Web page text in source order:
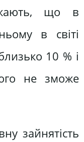
що в
в світі
10 % і
не зможе
зайнятість